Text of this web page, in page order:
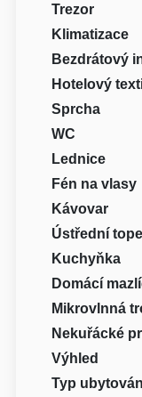
Trezor
Klimatizace
Bezdrátový
Hotelový
Sprcha
WC
Lednice
Fén na vlasy
Kávovar
Ústřední
Kuchyňka
Domácí
Mikrovlnná
Nekuřácké
Výhled
Typ